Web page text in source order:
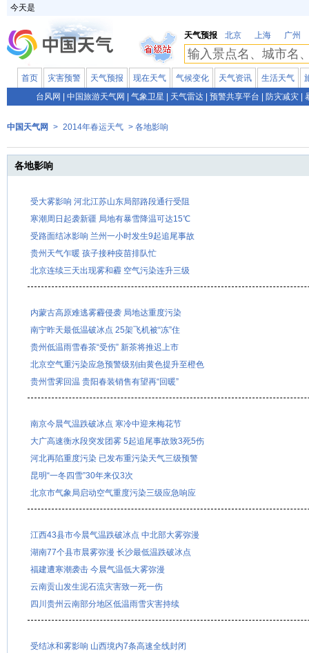
今天是
天气预报 北京 上海 广州
首页 灾害预警 天气预报 现在天气 气候变化 天气资讯 生活天气
台风网
中国旅游天气网 气象卫星 天气雷达 预警共享平台 防灾减灾
中国天气网 > 2014年春运天气 > 各地影响
各地影响
受大雾影响 河北江苏山东局部路段通行受阻
寒潮周日起袭新疆 局地有暴雪降温可达15℃
受路面结冰影响 兰州一小时发生9起追尾事故
贵州天气乍暖 孩子接种疫苗排队忙
北京连续三天出现雾和霾 空气污染连升三级
内蒙古高原难逃雾霾侵袭 局地达重度污染
南宁昨天最低温破冰点 25架飞机被“冻”住
贵州低温雨雪春茶“受伤” 新茶将推迟上市
北京空气重污染应急预警级别由黄色提升至橙色
贵州雪霁回温 贵阳春装销售有望再“回暖”
南京今晨气温跌破冰点 寒冷中迎来梅花节
大广高速衡水段突发团雾 5起追尾事故致3死5伤
河北再陷重度污染 已发布重污染天气三级预警
昆明“一冬四雪”30年来仅3次
北京市气象局启动空气重度污染三级应急响应
江西43县市今晨气温跌破冰点 中北部大雾弥漫
湖南77个县市晨雾弥漫 长沙最低温跌破冰点
福建遭寒潮袭击 今晨气温低大雾弥漫
云南贡山发生泥石流灾害致一死一伤
四川贵州云南部分地区低温雨雪灾害持续
受结冰和雾影响 山西境内7条高速全线封闭